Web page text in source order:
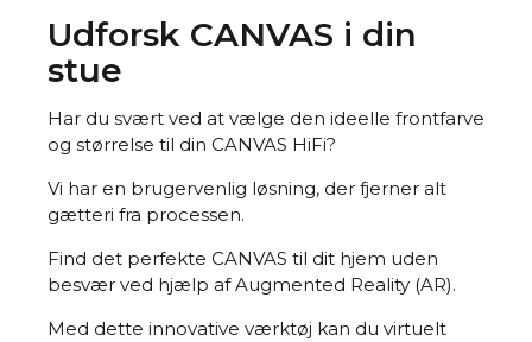
Udforsk CANVAS i din
stue
Har du svært ved at vælge den ideelle frontfarve
og størrelse til din CANVAS HiFi?
Vi har en brugervenlig løsning, der fjerner alt
gætteri fra processen.
Find det perfekte CANVAS til dit hjem uden
besvær ved hjælp af Augmented Reality (AR).
Med dette innovative værktøj kan du virtuelt